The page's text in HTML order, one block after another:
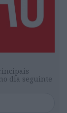
dia seguinte